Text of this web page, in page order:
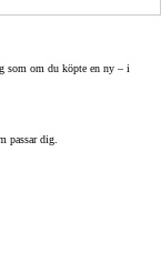
som om du köpte en ny – i
passar dig.